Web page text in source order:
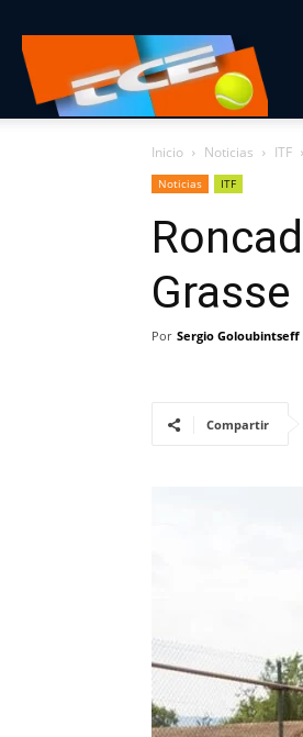
con
Inicio Noticias ITF
Noticias ITF
Grasse
Por Sergio Goloubintseff
Compartir